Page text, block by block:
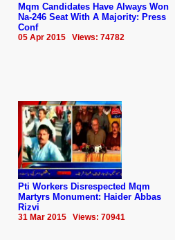
Mqm Candidates Have Always Won
Na-246 Seat With A Majority: Press
Conf
05 Apr 2015 Views: 74782
Pti Workers Disrespected Mqm
Martyrs Monument: Haider Abbas
Rizvi
31 Mar 2015 Views: 70941